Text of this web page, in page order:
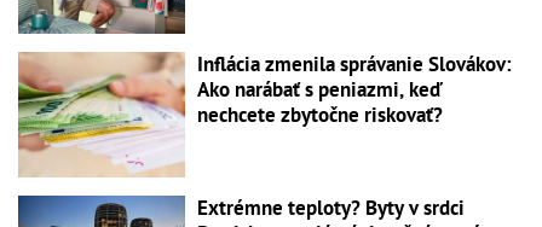
Inflácia zmenila správanie Slovákov:
Ako narábať s peniazmi, keď
nechcete zbytočne riskovať?
Extrémne teploty? Byty v srdci